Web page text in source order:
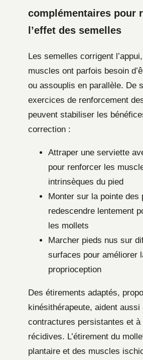
complémentaires pour
l’effet des semelles
Les semelles corrigent
muscles ont parfois besoin
ou assouplis en parallèle. De
exercices de renforcement
peuvent stabiliser les
correction :
Attraper une serviette
pour renforcer les
intrinsèques du pied
Monter sur la pointe des
redescendre lentement
les mollets
Marcher pieds nus sur
surfaces pour améliorer
proprioception
Des étirements adaptés,
kinésithérapeute, aident
contractures persistantes et à
récidives. L’étirement du
plantaire et des muscles